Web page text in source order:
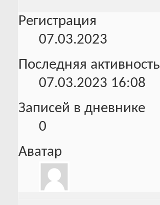
Регистрация
07.03.2023
Последняя активность
07.03.2023 16:08
Записей в дневнике
0
Аватар